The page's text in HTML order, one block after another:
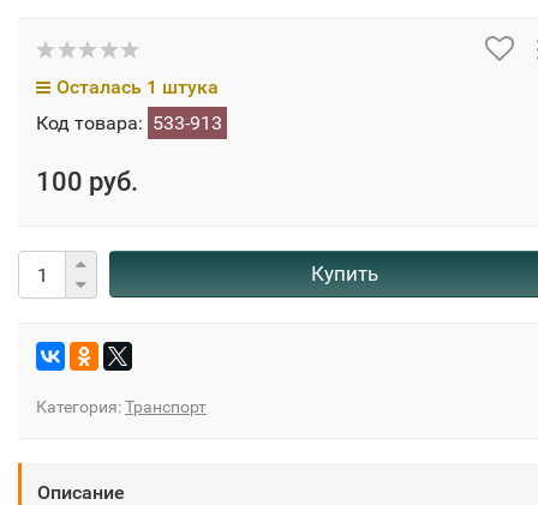
Осталась 1 штука
Код товара: 533-913
100 руб.
Купить
Категория:Транспорт
Описание